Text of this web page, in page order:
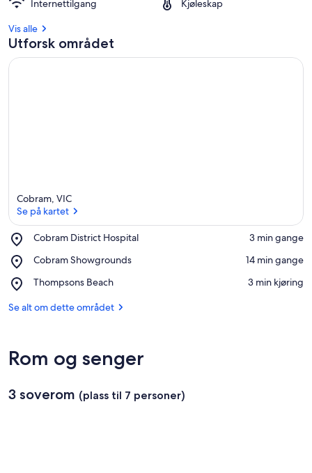
Internettilgang
Kjøleskap
Vis alle
Utforsk området
Cobram, VIC
Se på kartet
Cobram District Hospital
Place,
District
‪3 min gange‬
Cobram Showgrounds
Place,
Showgrounds
‪14 min gange‬
Thompsons Beach
Place,
Beach
‪3 min kjøring‬
Se alt om dette området
Rom og senger
3 soverom (plass til 7 personer)